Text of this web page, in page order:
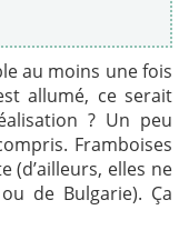
au moins une fois
allumé, ce serait
? Un peu
Framboises
(d’ailleurs, elles ne
de Bulgarie). Ça